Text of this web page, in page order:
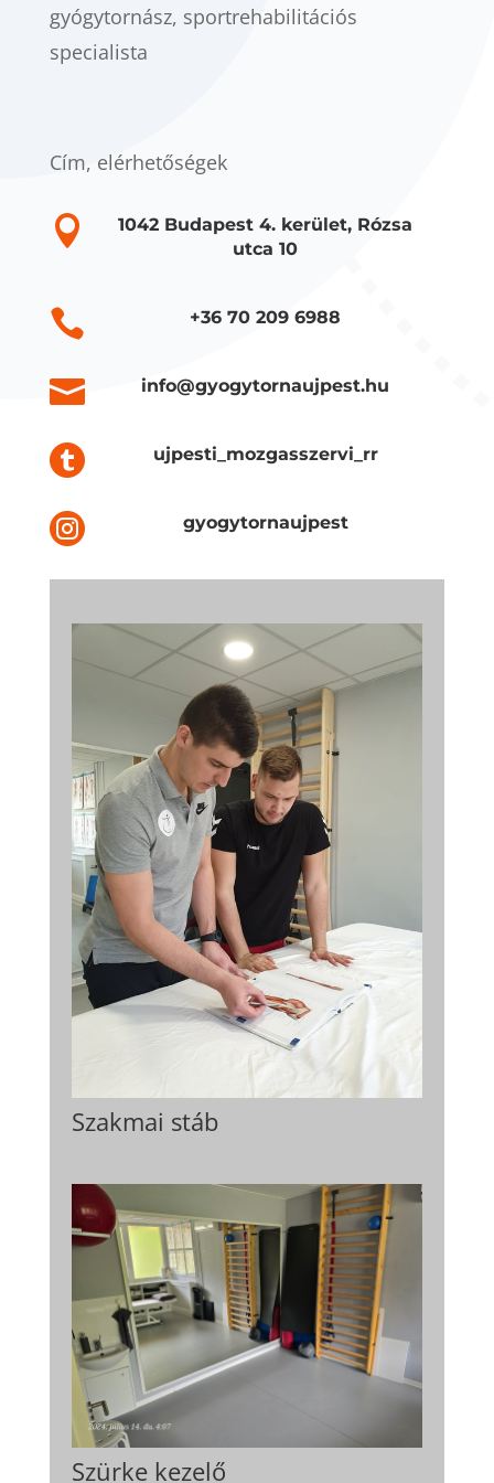
gyógytornász, sportrehabilitációs
specialista
Cím, elérhetőségek

1042 Budapest 4. kerület, Rózsa
utca 10
 +36 70 209 6988
 info@gyogytornaujpest.hu
 ujpesti_mozgasszervi_rr
 gyogytornaujpest
Szakmai stáb
Szürke kezelő